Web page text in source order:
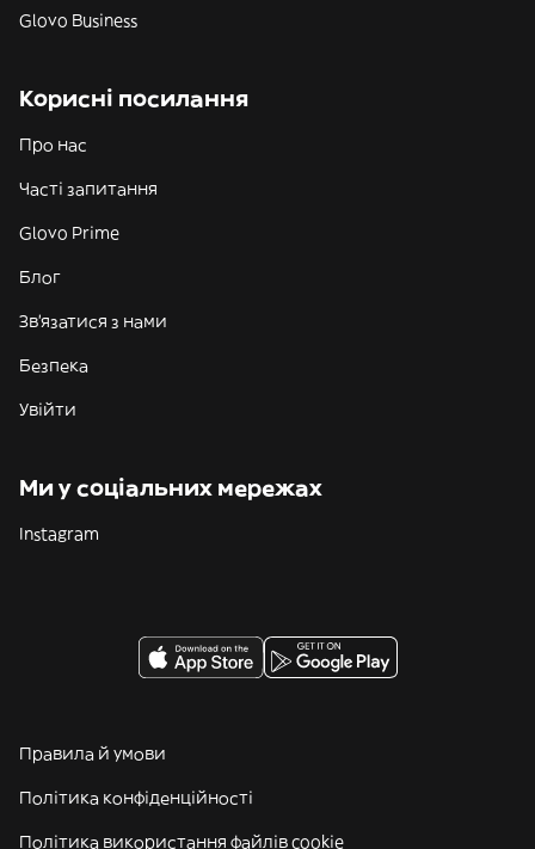
Glovo Business
Корисні посилання
Про нас
Часті запитання
Glovo Prime
Блог
Зв'язатися з нами
Безпека
Увійти
Ми у соціальних мережах
Instagram
Правила й умови
Політика конфіденційності
Політика використання файлів cookie